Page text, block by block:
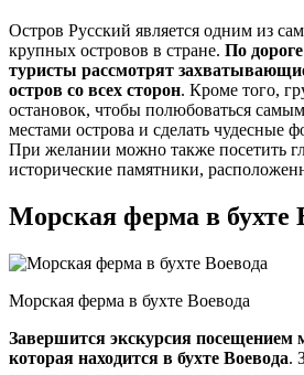
Остров Русский является одним из
крупных островов в стране. По
туристы рассмотрят
остров со всех сторон. Кроме того,
остановок, чтобы полюбоваться
местами острова и сделать чудесные
При желании можно также посетить
исторические памятники,
Морская ферма в бухте
Морская ферма в бухте Воевода
Завершится экскурсия
которая находится в бухте Воевода.